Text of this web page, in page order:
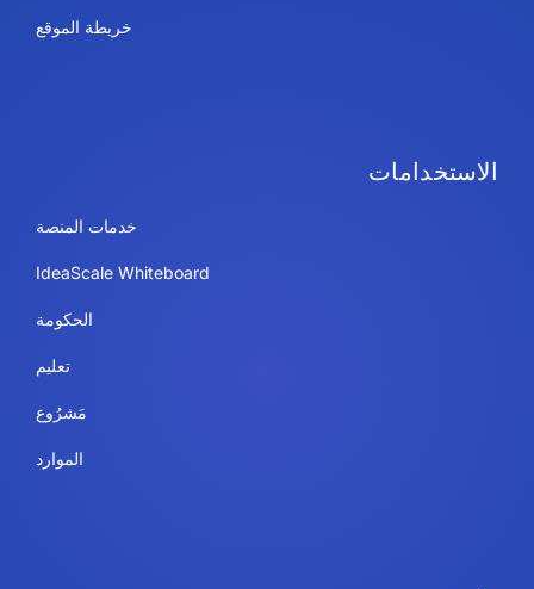
خريطة الموقع
الاستخدامات
خدمات المنصة
IdeaScale Whiteboard
الحكومة
تعليم
مَشرُوع
الموارد